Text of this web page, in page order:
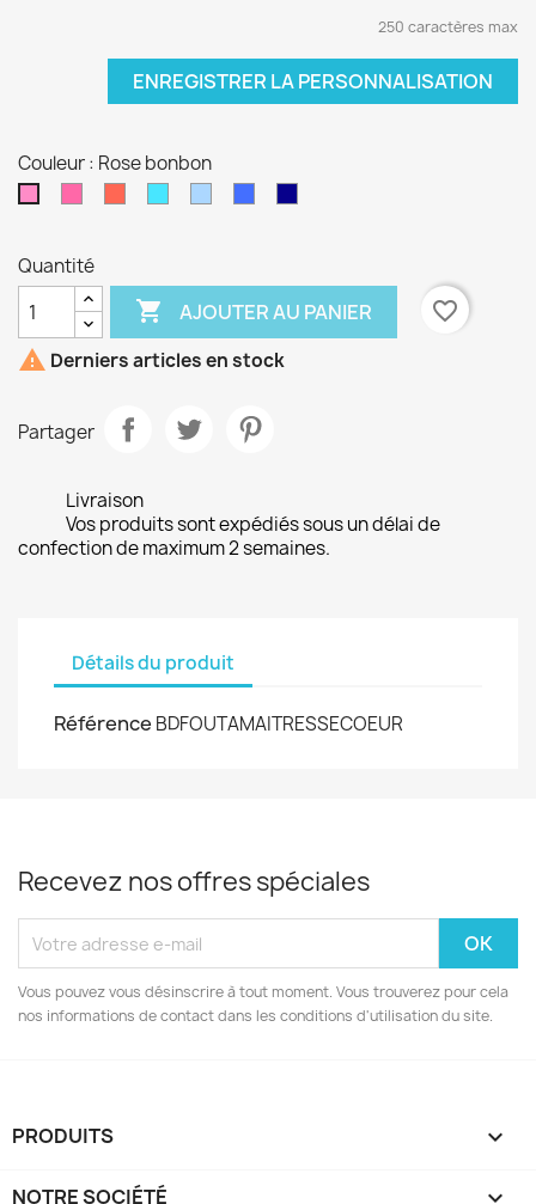
250 caractères max
ENREGISTRER LA PERSONNALISATION
Couleur : Rose bonbon
Quantité
 AJOUTER AU PANIER
favorite_border
 Derniers articles en stock
Partager
Livraison
Vos produits sont expédiés sous un délai de
confection de maximum 2 semaines.
Détails du produit
Référence BDFOUTAMAITRESSECOEUR
Recevez nos offres spéciales
Vous pouvez vous désinscrire à tout moment. Vous trouverez pour cela
nos informations de contact dans les conditions d'utilisation du site.
PRODUITS 
NOTRE SOCIÉTÉ 